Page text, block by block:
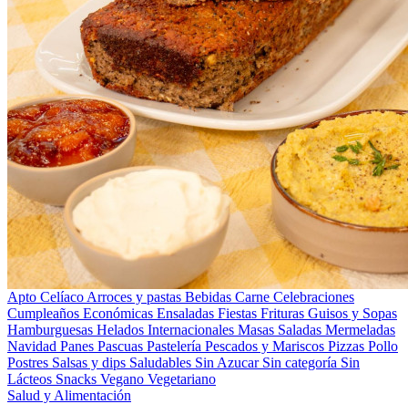
Apto Celíaco Arroces y pastas Bebidas Carne Celebraciones
Cumpleaños Económicas Ensaladas Fiestas Frituras Guisos y Sopas
Hamburguesas Helados Internacionales Masas Saladas Mermeladas
Navidad Panes Pascuas Pastelería Pescados y Mariscos Pizzas Pollo
Postres Salsas y dips Saludables Sin Azucar Sin categoría Sin
Lácteos Snacks Vegano Vegetariano
Salud y Alimentación